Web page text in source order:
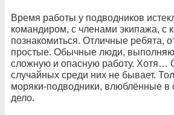
Время работы у подводников
командиром, с членами экипажа, с
познакомиться. Отличные ребята,
простые. Обычные люди,
сложную и опасную работу. Хотя…
случайных среди них не бывает.
моряки-подводники, влюблённые в
дело.